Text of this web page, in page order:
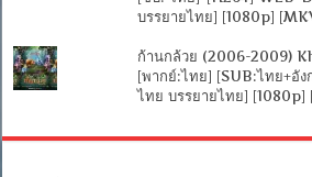
บรรยายไทย] [1080p]
ก้านกล้วย (2006-2009)
[พากย์:ไทย] [SUB:ไทย+อั
ไทย บรรยายไทย]